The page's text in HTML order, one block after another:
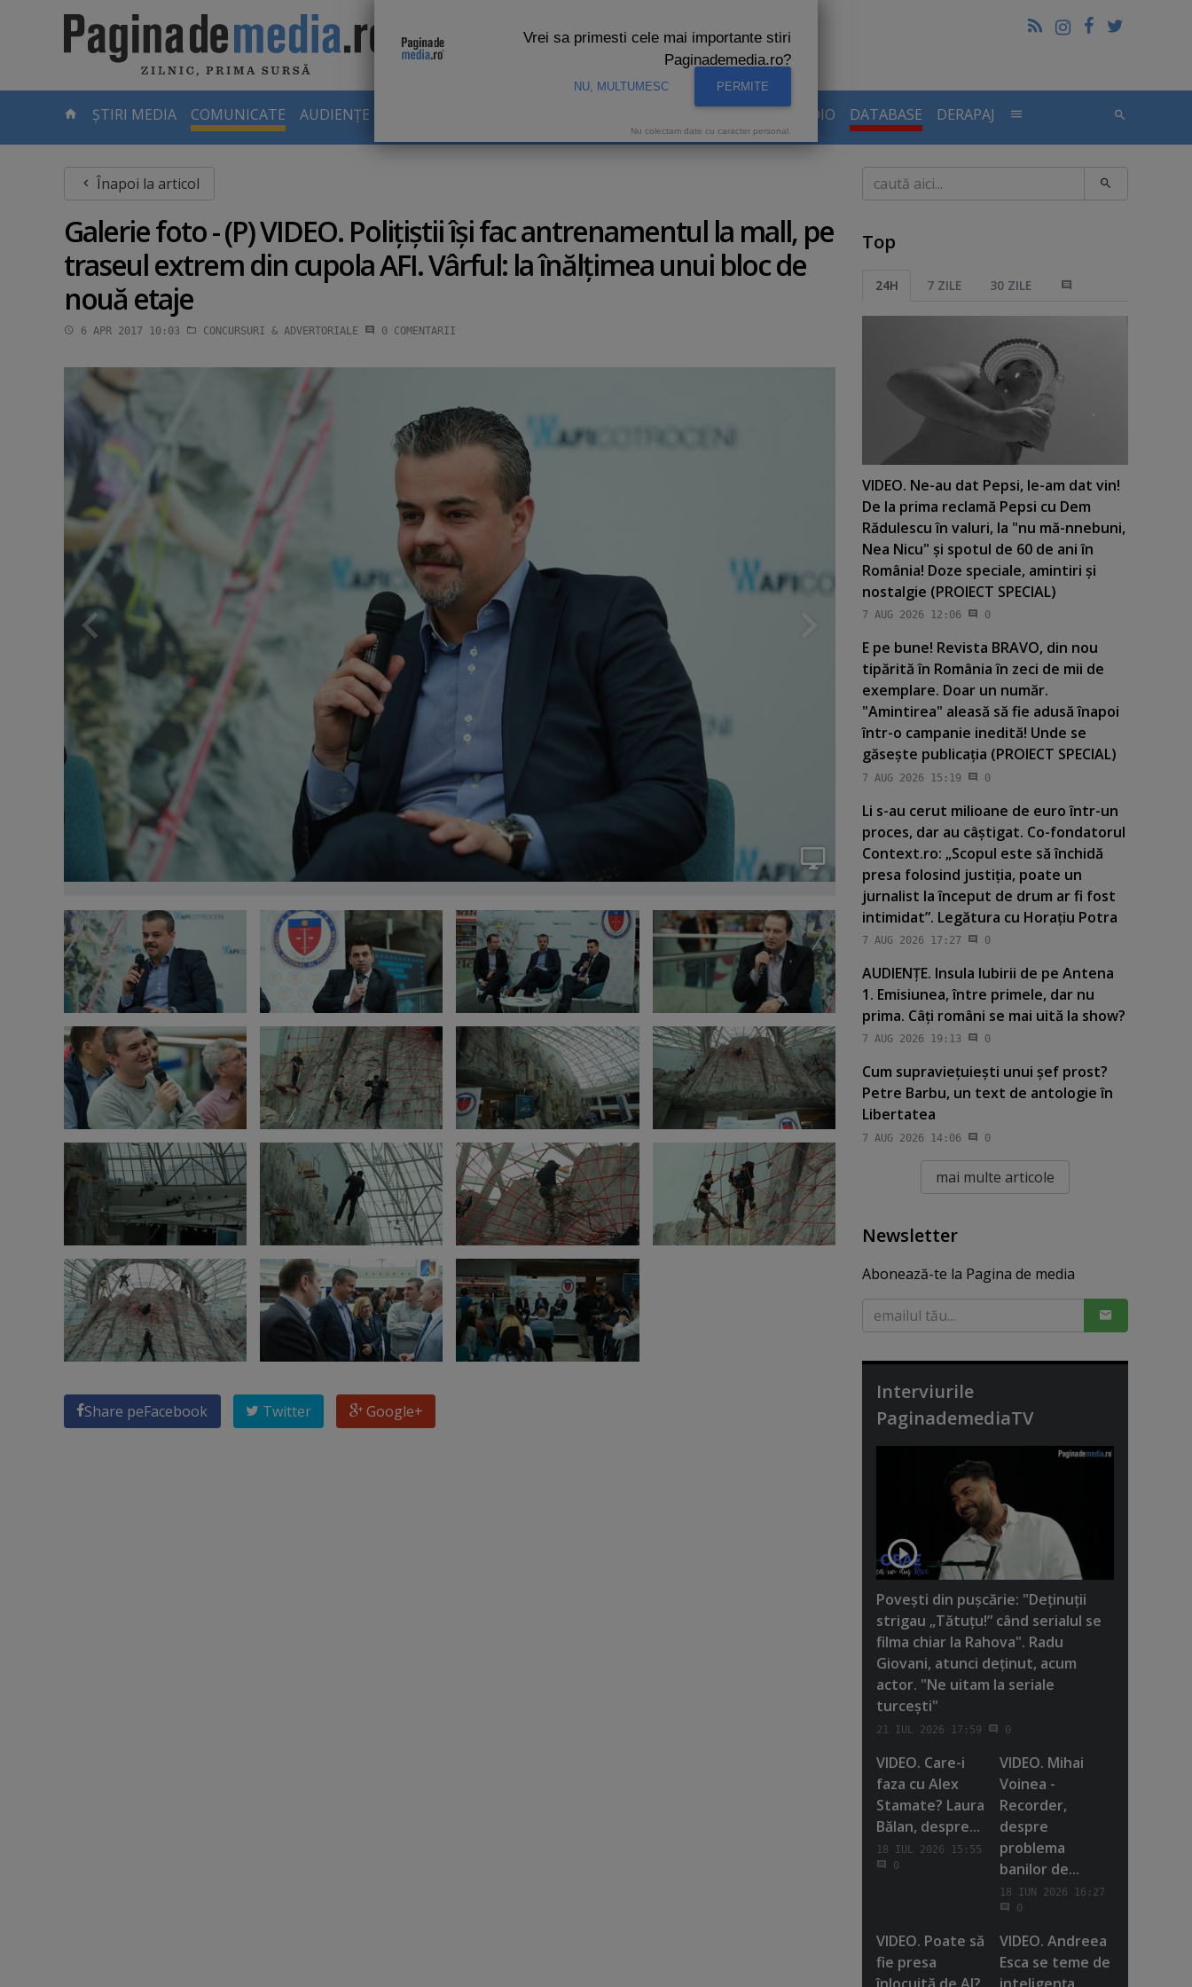
ȘTIRI MEDIA COMUNICATE AUDIENȚE TV AUDIENTE RADIO DATABASE DERAPAJ
Înapoi la articol
Galerie foto - (P) VIDEO. Poliţiştii îşi fac antrenamentul la mall, pe
traseul extrem din cupola AFI. Vârful: la înălţimea unui bloc de
nouă etaje
6 APR 2017 10:03 CONCURSURI & ADVERTORIALE 0 COMENTARII
Share peFacebook Twitter Google+
Caută
Top
24H 7 ZILE 30 ZILE
VIDEO. Ne-au dat Pepsi, le-am dat vin!
De la prima reclamă Pepsi cu Dem
Rădulescu în valuri, la "nu mă-nnebuni,
Nea Nicu" şi spotul de 60 de ani în
România! Doze speciale, amintiri şi
nostalgie (PROIECT SPECIAL)
7 AUG 2026 12:06 0
E pe bune! Revista BRAVO, din nou
tipărită în România în zeci de mii de
exemplare. Doar un număr.
"Amintirea" aleasă să fie adusă înapoi
într-o campanie inedită! Unde se
găseşte publicaţia (PROIECT SPECIAL)
7 AUG 2026 15:19 0
Li s-au cerut milioane de euro într-un
proces, dar au câştigat. Co-fondatorul
Context.ro: „Scopul este să închidă
presa folosind justiţia, poate un
jurnalist la început de drum ar fi fost
intimidat”. Legătura cu Horaţiu Potra
7 AUG 2026 17:27 0
AUDIENŢE. Insula Iubirii de pe Antena
1. Emisiunea, între primele, dar nu
prima. Câţi români se mai uită la show?
7 AUG 2026 19:13 0
Cum supravieţuieşti unui şef prost?
Petre Barbu, un text de antologie în
Libertatea
7 AUG 2026 14:06 0
mai multe articole
Newsletter
Abonează-te la Pagina de media
Interviurile
PaginademediaTV
Poveşti din puşcărie: "Deţinuţii
strigau „Tătuţu!” când serialul se
filma chiar la Rahova". Radu
Giovani, atunci deţinut, acum
actor. "Ne uitam la seriale
turceşti"
21 IUL 2026 17:59 0
VIDEO. Care-i
faza cu Alex
Stamate? Laura
Bălan, despre...
18 IUL 2026 15:55
0
VIDEO. Mihai
Voinea -
Recorder,
despre
problema
banilor de...
18 IUN 2026 16:27
0
VIDEO. Poate să
fie presa
VIDEO. Andreea
Esca se teme de
Vrei sa primesti cele mai importante stiri
Paginademedia.ro?
NU, MULTUMESC PERMITE
Nu colectam date cu caracter personal.